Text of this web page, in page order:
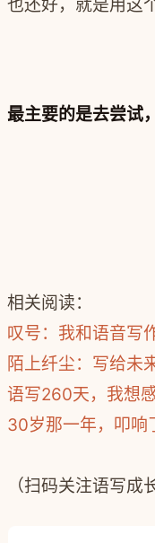
也还好，就是用这
最主要的是去尝试